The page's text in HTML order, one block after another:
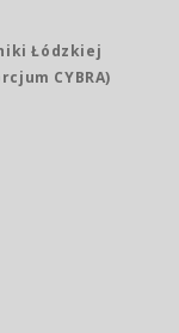
Łódzkiej
CYBRA)